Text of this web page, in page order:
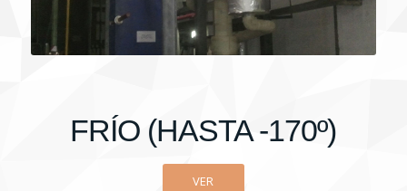
FRÍO (HASTA -170º)
VER